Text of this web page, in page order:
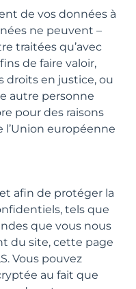
de vos données à
ne peuvent –
traitées qu’avec
de faire valoir,
droits en justice, ou
autre personne
pour des raisons
européenne
afin de protéger la
tels que
que vous nous
du site, cette page
Vous pouvez
au fait que